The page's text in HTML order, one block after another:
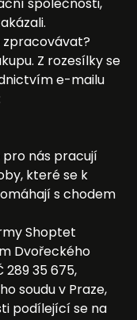
zpracovávat?
Z rozesílky se
e-mailu
pro nás pracují
které se k
s chodem
Shoptet
Dvořeckého
289 35 675,
soudu v Praze,
podílející se na